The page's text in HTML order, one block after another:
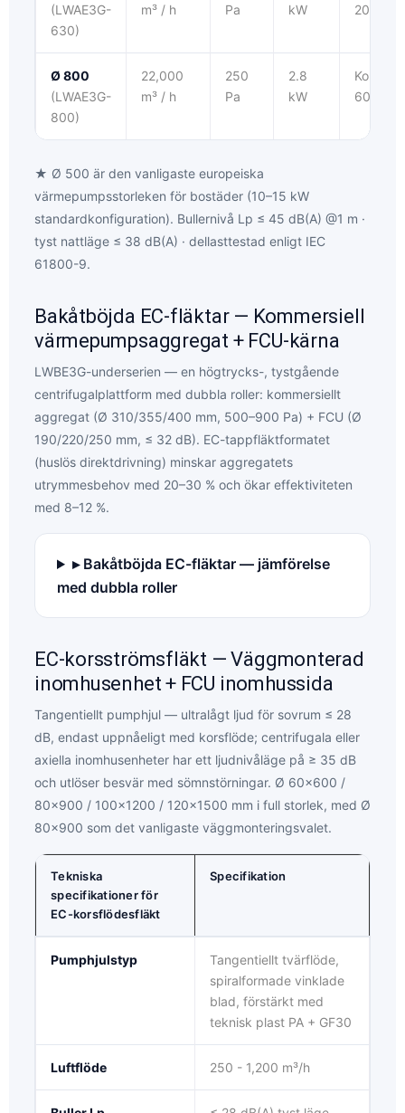
(LWAE3G-
630)
m³ / h
Pa
kW
20–40
Ø 800
(LWAE3G-
800)
22,000
m³ / h
250
Pa
2.8
kW
60–100
★ Ø 500 är den vanligaste europeiska
värmepumpsstorleken för bostäder (10–15 kW
standardkonfiguration). Bullernivå Lp ≤ 45 dB(A) @1 m ·
tyst nattläge ≤ 38 dB(A) · dellasttestad enligt IEC
61800-9.
Bakåtböjda EC-fläktar — Kommersiell
värmepumpsaggregat + FCU-kärna
LWBE3G-underserien — en högtrycks-, tystgående
centrifugalplattform med dubbla roller: kommersiellt
aggregat (Ø 310/355/400 mm, 500–900 Pa) + FCU (Ø
190/220/250 mm, ≤ 32 dB). EC-tappfläktformatet
(huslös direktdrivning) minskar aggregatets
utrymmesbehov med 20–30 % och ökar effektiviteten
med 8–12 %.
▸ Bakåtböjda EC-fläktar — jämförelse
med dubbla roller
EC-korsströmsfläkt — Väggmonterad
inomhusenhet + FCU inomhussida
Tangentiellt pumphjul — ultralågt ljud för sovrum ≤ 28
dB, endast uppnåeligt med korsflöde; centrifugala eller
axiella inomhusenheter har ett ljudnivåläge på ≥ 35 dB
och utlöser besvär med sömnstörningar. Ø 60×600 /
80×900 / 100×1200 / 120×1500 mm i full storlek, med Ø
80×900 som det vanligaste väggmonteringsvalet.
Tekniska
specifikationer för
EC-korsflödesfläkt
Specifikation
Pumphjulstyp
Tangentiellt tvärflöde,
spiralformade vinklade
blad, förstärkt med
teknisk plast PA + GF30
Luftflöde 250 - 1,200 m³/h